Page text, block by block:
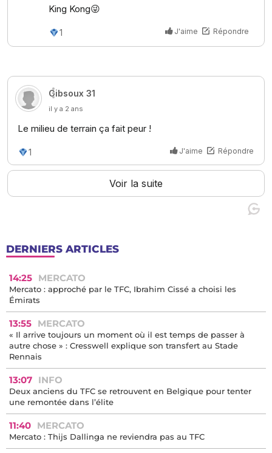
DERNIERS ARTICLES
14:25 MERCATO
Mercato : approché par le TFC, Ibrahim Cissé a choisi les
Émirats
13:55 MERCATO
« Il arrive toujours un moment où il est temps de passer à
autre chose » : Cresswell explique son transfert au Stade
Rennais
13:07 INFO
Deux anciens du TFC se retrouvent en Belgique pour tenter
une remontée dans l’élite
11:40 MERCATO
Mercato : Thijs Dallinga ne reviendra pas au TFC